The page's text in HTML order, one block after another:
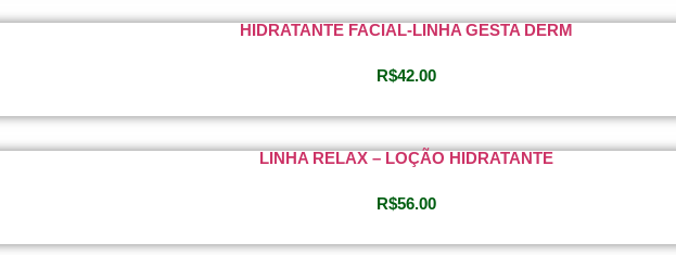
HIDRATANTE FACIAL-LINHA GESTA DERM
R$42.00
LINHA RELAX – LOÇÃO HIDRATANTE
R$56.00